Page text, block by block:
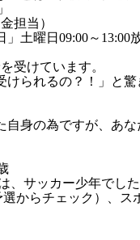
担当）
」土曜日09:00～13:00
受けています。
られるの？！」と驚
自身の為ですが、あ
、サッカー少年でし
からチェック）、ス